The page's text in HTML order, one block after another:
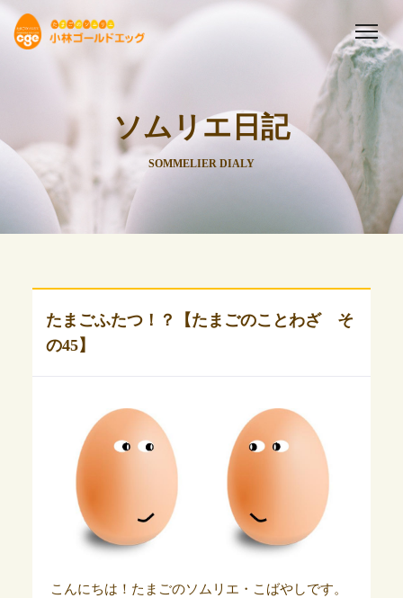
ソムリエ日記
SOMMELIER DIALY
たまごふたつ！？【たまごのことわざ そ
の45】
こんにちは！たまごのソムリエ・こばやしです。